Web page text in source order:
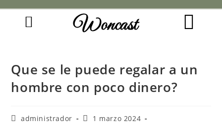
Woncast
Que se le puede regalar a un
hombre con poco dinero?
administrador
1 marzo 2024